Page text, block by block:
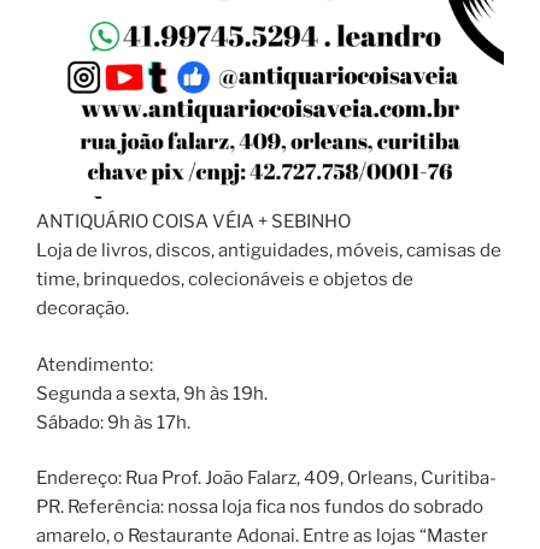
ANTIQUÁRIO COISA VÉIA + SEBINHO
Loja de livros, discos, antiguidades, móveis, camisas de
time, brinquedos, colecionáveis e objetos de
decoração.
Atendimento:
Segunda a sexta, 9h às 19h.
Sábado: 9h às 17h.
Endereço: Rua Prof. João Falarz, 409, Orleans, Curitiba-
PR. Referência: nossa loja fica nos fundos do sobrado
amarelo, o Restaurante Adonai. Entre as lojas “Master